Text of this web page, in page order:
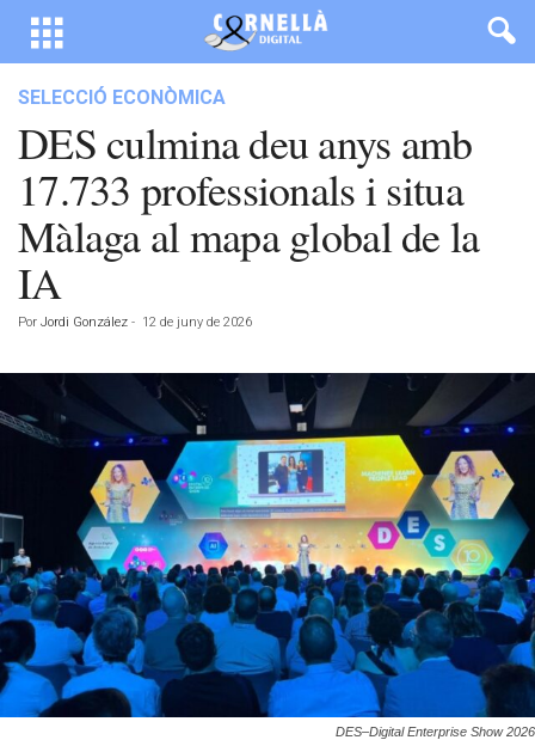
SELECCIÓ ECONÒMICA
DES culmina deu anys amb
17.733 professionals i situa
Màlaga al mapa global de la
IA
Por Jordi González - 12 de juny de 2026
DES–Digital Enterprise Show 2026